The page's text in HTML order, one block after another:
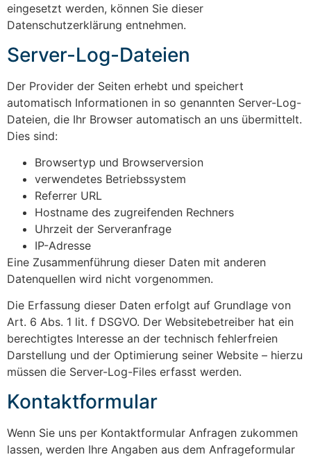
eingesetzt werden, können Sie dieser
Datenschutzerklärung entnehmen.
Server-Log-Dateien
Der Provider der Seiten erhebt und speichert
automatisch Informationen in so genannten Server-Log-
Dateien, die Ihr Browser automatisch an uns übermittelt.
Dies sind:
Browsertyp und Browserversion
verwendetes Betriebssystem
Referrer URL
Hostname des zugreifenden Rechners
Uhrzeit der Serveranfrage
IP-Adresse
Eine Zusammenführung dieser Daten mit anderen
Datenquellen wird nicht vorgenommen.
Die Erfassung dieser Daten erfolgt auf Grundlage von
Art. 6 Abs. 1 lit. f DSGVO. Der Websitebetreiber hat ein
berechtigtes Interesse an der technisch fehlerfreien
Darstellung und der Optimierung seiner Website – hierzu
müssen die Server-Log-Files erfasst werden.
Kontaktformular
Wenn Sie uns per Kontaktformular Anfragen zukommen
lassen, werden Ihre Angaben aus dem Anfrageformular